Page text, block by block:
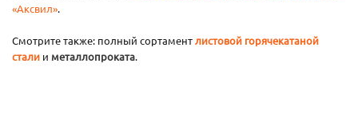
«Аксвил».
Смотрите также: полный сортаментлистовой горячекатаной
стали и металлопроката.